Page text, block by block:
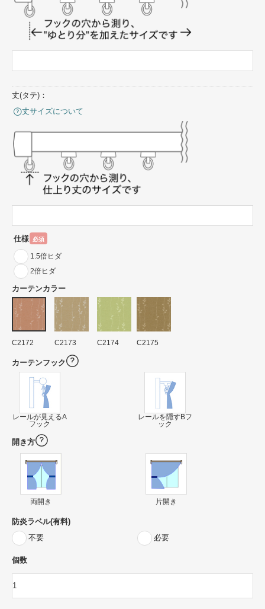
丈(タテ)：
丈サイズについて
仕様 必須
1.5倍ヒダ
2倍ヒダ
カーテンカラー
C2172 C2173 C2174 C2175
カーテンフック
レールが見えるA
フック
レールを隠すBフ
ック
開き方
両開き 片開き
防炎ラベル(有料)
不要
必要
個数